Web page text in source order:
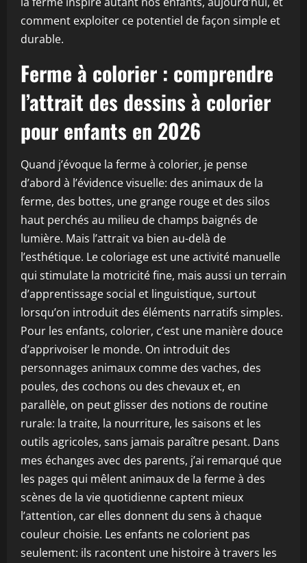
comment exploiter ce potentiel de façon simple et
durable.
Ferme à colorier : comprendre
l’attrait des dessins à colorier
pour enfants en 2026
Quand j’évoque la ferme à colorier, je pense
d’abord à l’évidence visuelle: des animaux de la
ferme, des bottes, une grange rouge et des silos
haut perchés au milieu de champs baignés de
lumière. Mais l’attrait va bien au-delà de
l’esthétique. Le coloriage est une activité manuelle
qui stimulate la motricité fine, mais aussi un terrain
d’apprentissage social et linguistique, surtout
lorsqu’on introduit des éléments narratifs simples.
Pour les enfants, colorier, c’est une manière douce
d’apprivoiser le monde. On introduit des
personnages animaux comme des vaches, des
poules, des cochons ou des chevaux et, en
parallèle, on peut glisser des notions de routine
rurale: la traite, la nourriture, les saisons et les
outils agricoles, sans jamais paraître pesant. Dans
mes échanges avec des parents, j’ai remarqué que
les pages qui mêlent animaux de la ferme à des
scènes de la vie quotidienne captent mieux
l’attention, car elles donnent du sens à chaque
couleur choisie. Les enfants ne colorient pas
seulement: ils racontent une histoire à travers les